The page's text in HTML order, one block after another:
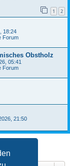
1 2
18:24
Forum
Obstholz
05:41
Forum
21:50
1